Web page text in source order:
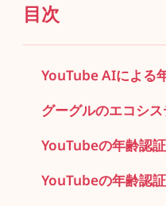
目次
YouTube AIによる
グーグルのエコシ
YouTubeの年齢認
YouTubeの年齢認